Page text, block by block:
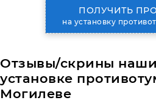
ПОЛУЧИТЬ
на установку
Отзывы/скрины
установке
Могилеве